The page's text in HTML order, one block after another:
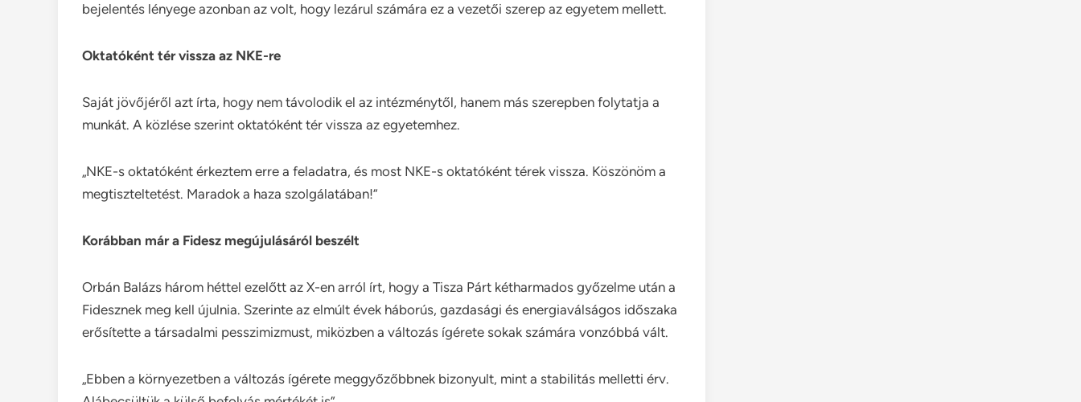
bejelentés lényege azonban az volt, hogy lezárul számára ez a vezetői szerep az egyetem mellett.
Oktatóként tér vissza az NKE-re
Saját jövőjéről azt írta, hogy nem távolodik el az intézménytől, hanem más szerepben folytatja a
munkát. A közlése szerint oktatóként tér vissza az egyetemhez.
„NKE-s oktatóként érkeztem erre a feladatra, és most NKE-s oktatóként térek vissza. Köszönöm a
megtiszteltetést. Maradok a haza szolgálatában!”
Korábban már a Fidesz megújulásáról beszélt
Orbán Balázs három héttel ezelőtt az X-en arról írt, hogy a Tisza Párt kétharmados győzelme után a
Fidesznek meg kell újulnia. Szerinte az elmúlt évek háborús, gazdasági és energiaválságos időszaka
erősítette a társadalmi pesszimizmust, miközben a változás ígérete sokak számára vonzóbbá vált.
„Ebben a környezetben a változás ígérete meggyőzőbbnek bizonyult, mint a stabilitás melletti érv.